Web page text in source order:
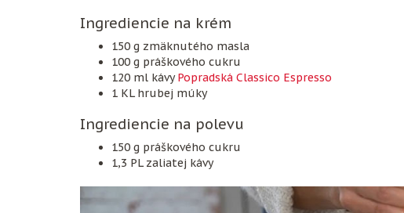
Ingrediencie na krém
150 g zmäknutého masla
100 g práškového cukru
120 ml kávyPopradská Classico Espresso
1 KL hrubej múky
Ingrediencie na polevu
150 g práškového cukru
1,3 PL zaliatej kávy